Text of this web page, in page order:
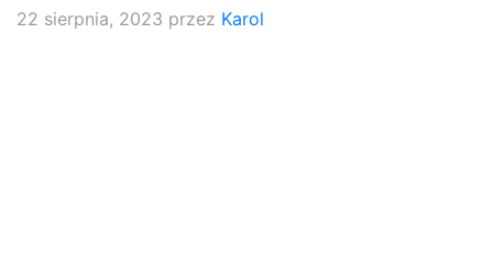
22 sierpnia, 2023 przez Karol